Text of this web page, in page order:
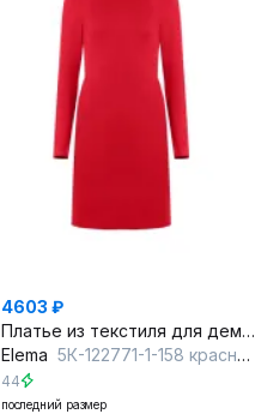
4603 ₽
Платье из текстиля для демисезонных прогулок
Elema 5К-122771-1-158 красный
44
последний размер